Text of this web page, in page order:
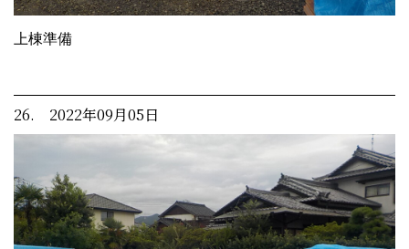
上棟準備
26. 2022年09月05日